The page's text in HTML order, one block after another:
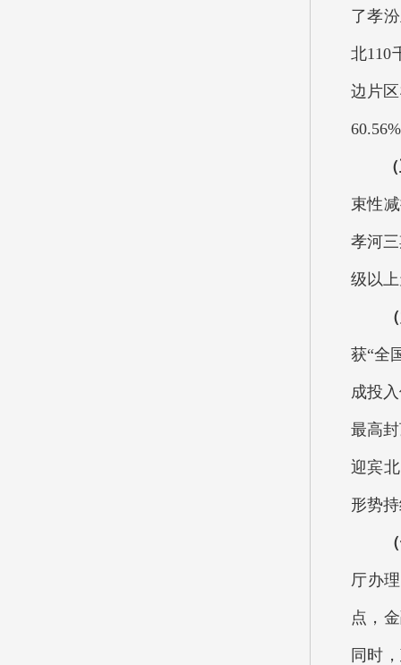
了孝
北110
边片
束性
孝河
级以
获“全
成投
最高
迎宾
形势
厅办
点，
同时